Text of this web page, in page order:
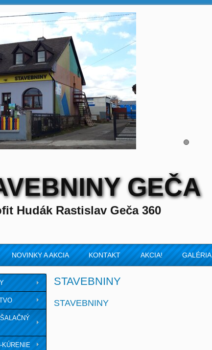
GEČA
Hudák Rastislav Geča 360
NOVINKY A AKCIA KONTAKT AKCIA! GALÉRIA
STAVEBNINY
STAVEBNINY
KÚRENIE